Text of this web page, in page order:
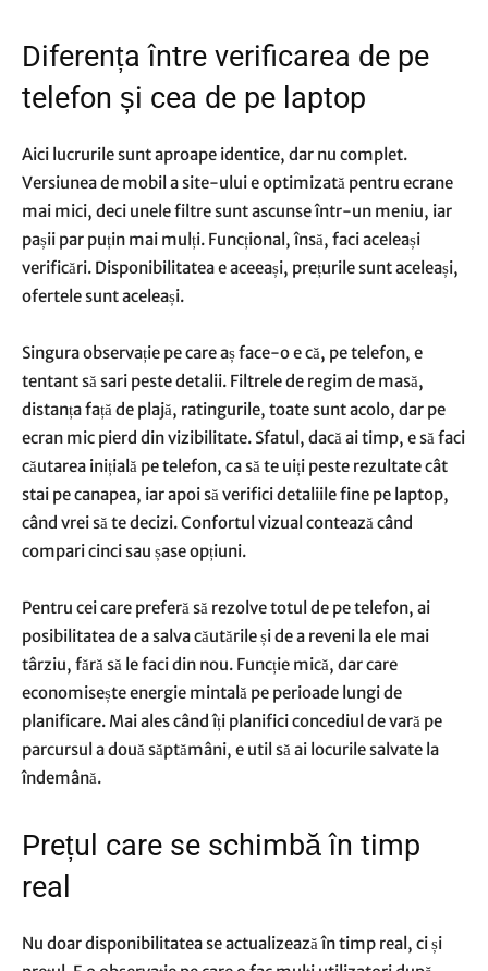
Diferența între verificarea de pe
telefon și cea de pe laptop
Aici lucrurile sunt aproape identice, dar nu complet.
Versiunea de mobil a site-ului e optimizată pentru ecrane
mai mici, deci unele filtre sunt ascunse într-un meniu, iar
pașii par puțin mai mulți. Funcțional, însă, faci aceleași
verificări. Disponibilitatea e aceeași, prețurile sunt aceleași,
ofertele sunt aceleași.
Singura observație pe care aș face-o e că, pe telefon, e
tentant să sari peste detalii. Filtrele de regim de masă,
distanța față de plajă, ratingurile, toate sunt acolo, dar pe
ecran mic pierd din vizibilitate. Sfatul, dacă ai timp, e să faci
căutarea inițială pe telefon, ca să te uiți peste rezultate cât
stai pe canapea, iar apoi să verifici detaliile fine pe laptop,
când vrei să te decizi. Confortul vizual contează când
compari cinci sau șase opțiuni.
Pentru cei care preferă să rezolve totul de pe telefon, ai
posibilitatea de a salva căutările și de a reveni la ele mai
târziu, fără să le faci din nou. Funcție mică, dar care
economisește energie mintală pe perioade lungi de
planificare. Mai ales când îți planifici concediul de vară pe
parcursul a două săptămâni, e util să ai locurile salvate la
îndemână.
Prețul care se schimbă în timp
real
Nu doar disponibilitatea se actualizează în timp real, ci și